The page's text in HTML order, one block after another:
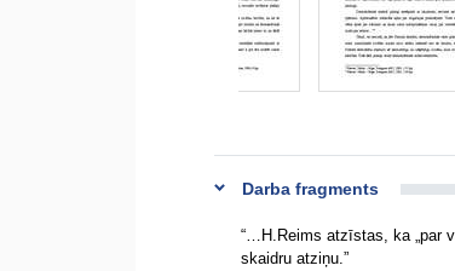
Darba fragments
“…H.Reims atzīstas, ka „par
skaidru atziņu.”